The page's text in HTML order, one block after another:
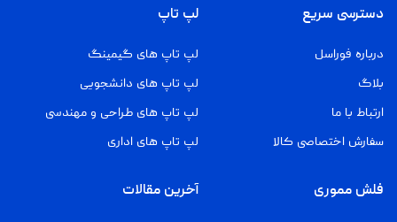
دسترسی سریع
درباره فوراسل
بلاگ
ارتباط با ما
سفارش اختصاصی کالا
لپ تاپ
لپ تاپ های گیمینگ
لپ تاپ های دانشجویی
لپ تاپ های طراحی و مهندسی
لپ تاپ های اداری
فلش مموری آخرین مقالات